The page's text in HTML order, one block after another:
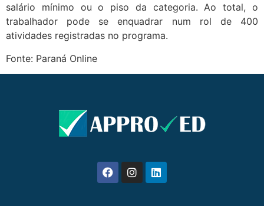
salário mínimo ou o piso da categoria. Ao total, o
trabalhador pode se enquadrar num rol de 400
atividades registradas no programa.
Fonte: Paraná Online